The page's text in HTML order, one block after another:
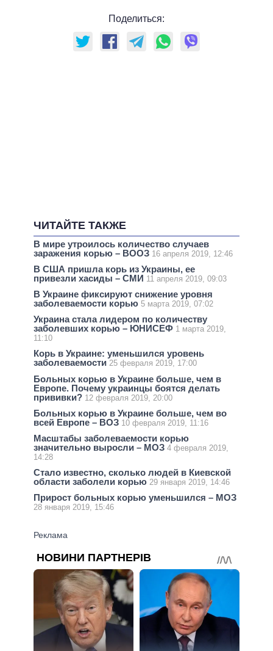
Поделиться:
ЧИТАЙТЕ ТАКЖЕ
В мире утроилось количество случаев
заражения корью – ВООЗ 16 апреля 2019, 12:46
В США пришла корь из Украины, ее
привезли хасиды – СМИ 11 апреля 2019, 09:03
В Украине фиксируют снижение уровня
заболеваемости корью 5 марта 2019, 07:02
Украина стала лидером по количеству
заболевших корью – ЮНИСЕФ 1 марта 2019,
11:10
Корь в Украине: уменьшился уровень
заболеваемости 25 февраля 2019, 17:00
Больных корью в Украине больше, чем в
Европе. Почему украинцы боятся делать
прививки? 12 февраля 2019, 20:00
Больных корью в Украине больше, чем во
всей Европе – ВОЗ 10 февраля 2019, 11:16
Масштабы заболеваемости корью
значительно выросли – МОЗ 4 февраля 2019,
14:28
Стало известно, сколько людей в Киевской
области заболели корью 29 января 2019, 14:46
Прирост больных корью уменьшился – МОЗ
28 января 2019, 15:46